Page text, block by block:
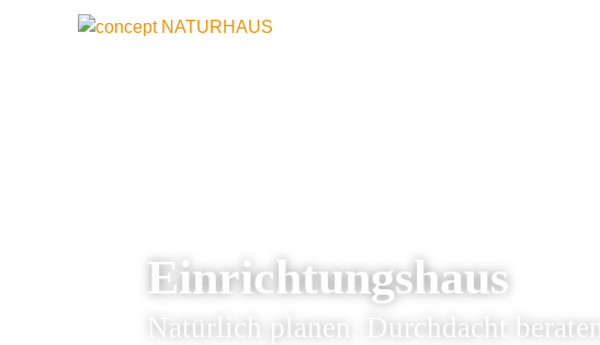
Einrichtungshaus
Natürlich planen. Durchdacht beraten.